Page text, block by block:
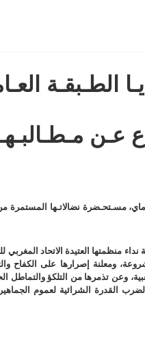
الطـبقـة
عـن
مسـتحـضرة نضالاتـها المستمرة من
نداء منظمتها العتيدة الاتحاد
ومعلنة إصرارها على الكفاح
وعن تذمرها من التلكؤ والتماطل
القدرة الشرائية لعموم الجماهير